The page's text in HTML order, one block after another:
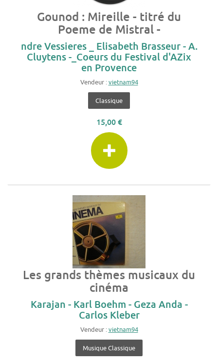
Gounod : Mireille - titré du
Poeme de Mistral -
ndre Vessieres _ Elisabeth Brasseur - A.
Cluytens -_Coeurs du Festival d'AZix
en Provence
Vendeur :vietnam94
Classique
15,00 €
Les grands thèmes musicaux du
cinéma
Karajan - Karl Boehm - Geza Anda -
Carlos Kleber
Vendeur :vietnam94
Musique Classique